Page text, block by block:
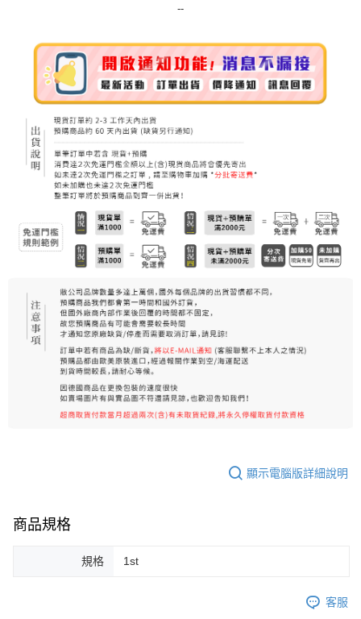
全家取貨付款
每筆NT$80，滿NT$999(含以上)免運費
每筆NT$80，滿NT$999(含以上)免運費
7-11取貨付款
每筆NT$80，滿NT$999(含以上)免運費
7-11純取貨 (先付款
每筆NT$80，滿NT$999(含以上)免運費
每筆NT$100，滿NT$999(含以上)免運費
離島宅配（澎湖、金門、馬祖、小琉球）
每筆NT$250，滿NT$3,000(含以上)免運費
付款後門市自取
--
顯示電腦版詳細說明
商品規格
規格 1st
客服